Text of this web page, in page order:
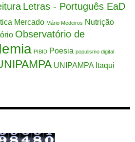
Letras - Português EaD
Mercado Mário Medeiros Nutrição
Observatório de
PIBID Poesia populismo digital
UNIPAMPA Itaqui